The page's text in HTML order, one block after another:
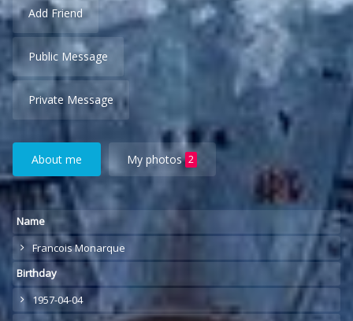
Add Friend
Public Message
Private Message
About me My photos 2
Name
Francois Monarque
Birthday
1957-04-04